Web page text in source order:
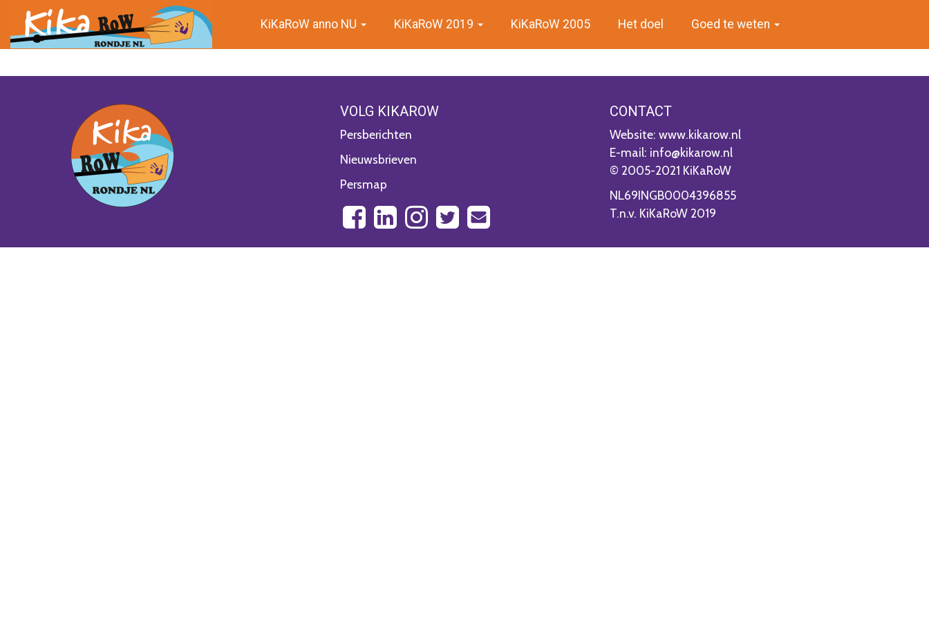
KiKaRoW anno NU KiKaRoW 2019 KiKaRoW 2005 Het doel Goed te weten
VOLG KIKAROW
Persberichten
Nieuwsbrieven
Persmap
CONTACT
Website: www.kikarow.nl
E-mail: info@kikarow.nl
© 2005-2021 KiKaRoW
NL69INGB0004396855
T.n.v. KiKaRoW 2019